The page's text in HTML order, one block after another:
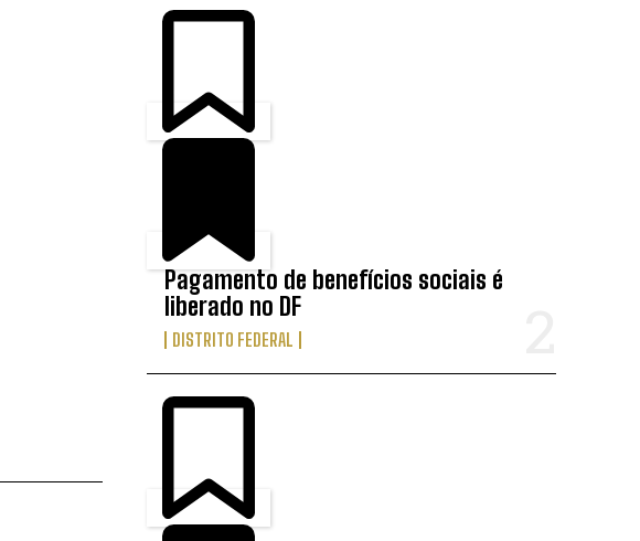
Pagamento de benefícios sociais é
liberado no DF
DISTRITO FEDERAL